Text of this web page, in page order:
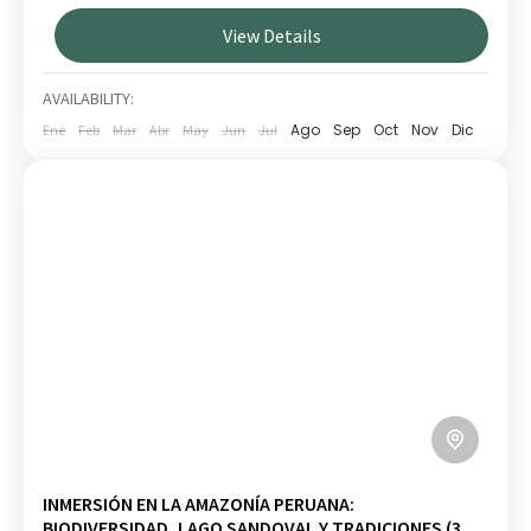
selva, fauna del lago Sandoval, collpas de loros e
inmersión cultural en Puerto Maldonado.
AMAZONÍA
1 PERSON
View Details
AVAILABILITY:
Ene Feb Mar Abr May Jun Jul Ago Sep Oct Nov Dic
INMERSIÓN EN LA AMAZONÍA PERUANA: